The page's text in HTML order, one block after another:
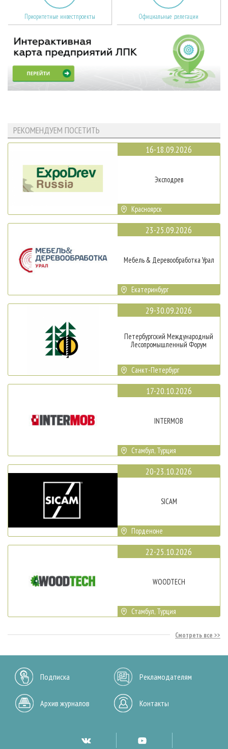
Приоритетные инвестпроекты Официальные делегации
РЕКОМЕНДУЕМ ПОСЕТИТЬ
16-18.09.2026
Эксподрев
Красноярск
23-25.09.2026
Мебель & Деревообработка Урал
Екатеринбург
29-30.09.2026
Петербургский Международный
Лесопромышленный Форум
Санкт-Петербург
17-20.10.2026
INTERMOB
Стамбул, Турция
20-23.10.2026
SICAM
Порденоне
22-25.10.2026
WOODTECH
Стамбул, Турция
Смотреть все
Подписка Рекламодателям
Архив журналов Контакты